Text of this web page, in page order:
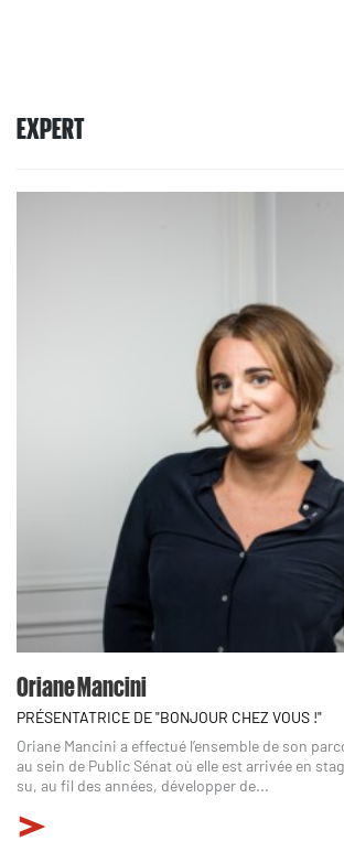
EXPERT
Oriane Mancini
PRÉSENTATRICE DE "BONJOUR CHEZ VOUS !"
Oriane Mancini a effectué l’ensemble de son
au sein de Public Sénat où elle est arrivée en
su, au fil des années, développer de...